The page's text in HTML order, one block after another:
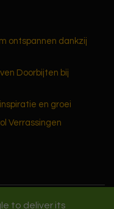
ontspannen dankzij
Doorbijten bij
en groei
Verrassingen
All rights reserved.
to deliver its